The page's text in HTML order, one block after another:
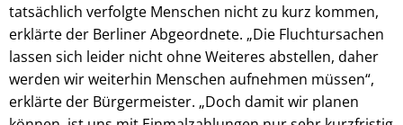
tatsächlich verfolgte Menschen nicht zu kurz kommen,
erklärte der Berliner Abgeordnete. „Die Fluchtursachen
lassen sich leider nicht ohne Weiteres abstellen, daher
werden wir weiterhin Menschen aufnehmen müssen“,
erklärte der Bürgermeister. „Doch damit wir planen